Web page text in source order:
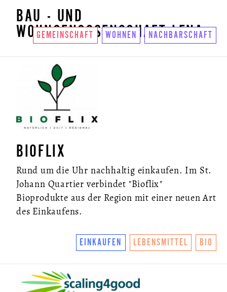
BAU - UND
WOHNGENOSSENSCHAFT LENA
GEMEINSCHAFT WOHNEN NACHBARSCHAFT
BIOFLIX
Rund um die Uhr nachhaltig einkaufen. Im St.
Johann Quartier verbindet "Bioflix"
Bioprodukte aus der Region mit einer neuen Art
des Einkaufens.
EINKAUFEN LEBENSMITTEL BIO